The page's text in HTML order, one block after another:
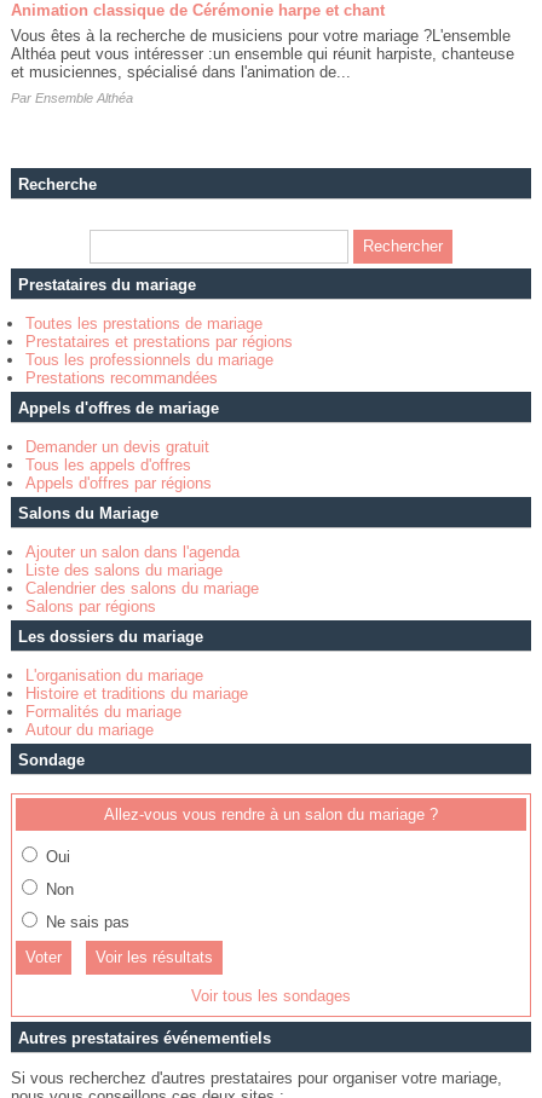
Animation classique de Cérémonie harpe et chant
Vous êtes à la recherche de musiciens pour votre mariage ?L'ensemble
Althéa peut vous intéresser :un ensemble qui réunit harpiste, chanteuse
et musiciennes, spécialisé dans l'animation de...
Par Ensemble Althéa
Recherche
Prestataires du mariage
Toutes les prestations de mariage
Prestataires et prestations par régions
Tous les professionnels du mariage
Prestations recommandées
Appels d'offres de mariage
Demander un devis gratuit
Tous les appels d'offres
Appels d'offres par régions
Salons du Mariage
Ajouter un salon dans l'agenda
Liste des salons du mariage
Calendrier des salons du mariage
Salons par régions
Les dossiers du mariage
L'organisation du mariage
Histoire et traditions du mariage
Formalités du mariage
Autour du mariage
Sondage
Allez-vous vous rendre à un salon du mariage ?
Oui
Non
Ne sais pas
Voir les résultats
Voir tous les sondages
Autres prestataires événementiels
Si vous recherchez d'autres prestataires pour organiser votre mariage,